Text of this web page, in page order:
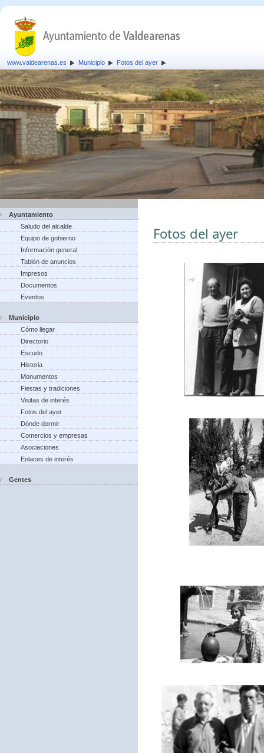
www.valdearenas.es Municipio Fotos del ayer
Ayuntamiento
Saludo del alcalde
Equipo de gobierno
Información general
Tablón de anuncios
Impresos
Documentos
Eventos
Municipio
Cómo llegar
Directorio
Escudo
Historia
Monumentos
Fiestas y tradiciones
Visitas de interés
Fotos del ayer
Dónde dormir
Comercios y empresas
Asociaciones
Enlaces de interés
Gentes
Fotos del ayer